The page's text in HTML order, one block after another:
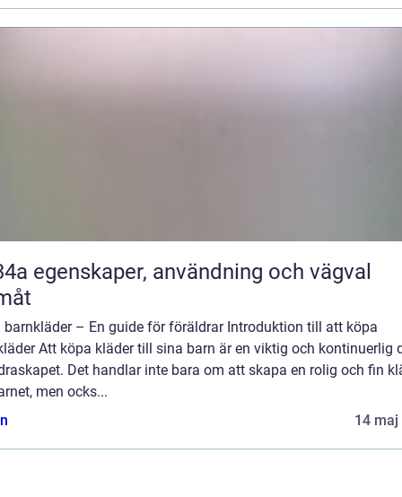
och vägval
barnkläder – En guide för föräldrar Introduktion till att köpa
Att köpa kläder till sina barn är en viktig och kontinuerlig
Det handlar inte bara om att skapa en rolig och fin
men ocks...
14 maj